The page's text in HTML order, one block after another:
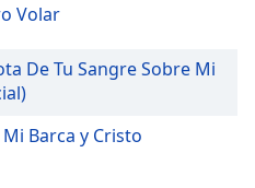
Volar
De Tu Sangre Sobre Mi
Barca y Cristo